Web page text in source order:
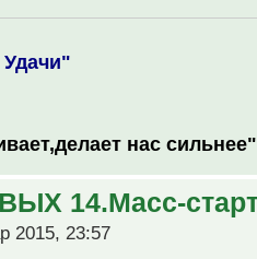
нас сильнее"
14.Масс-
2015, 23:57